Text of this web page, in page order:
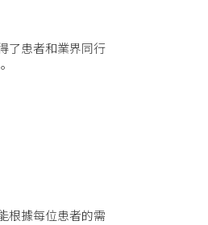
了患者和業界同行
根據每位患者的需